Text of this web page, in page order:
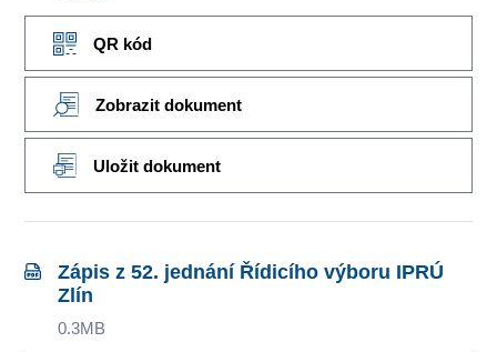
QR kód
Zobrazit dokument
Uložit dokument
Zápis z 52. jednání Řídicího výboru IPRÚ
Zlín
0.3MB